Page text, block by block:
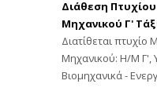
Διάθεση
Μηχανικού Γ'
Διατίθεται
Μηχανικού: Η/Μ Γ',
Βιομηχανικά -